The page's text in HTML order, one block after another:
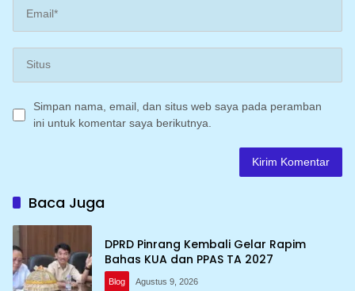
Simpan nama, email, dan situs web saya pada peramban
ini untuk komentar saya berikutnya.
Baca Juga
DPRD Pinrang Kembali Gelar Rapim
Bahas KUA dan PPAS TA 2027
Blog Agustus 9, 2026